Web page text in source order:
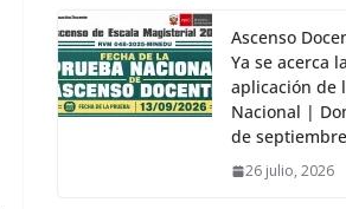
Ascenso
Ya se acerca
aplicación de
Nacional |
de
26 julio, 2026